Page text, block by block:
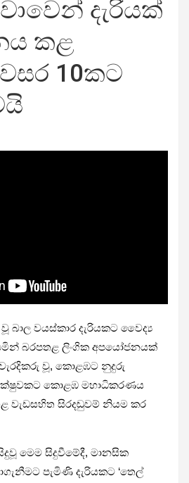
දැරියක්
කළ
10කට
බාල වයස්කාර දැරියකට වෛද්‍ය
බරපතළ ලිංගික අපයෝජනයක්
වූ, කොළඹට නුදුරු
කොළඹ මහාධිකරණය
වැඩසහිත සිරදඬුවම් නියම කර
මෙම සිදුවීමේදී, මානසික
පැමිණි දැරියකට ‘තෙල්